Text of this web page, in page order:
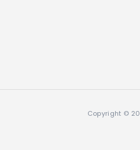
Copyright ©